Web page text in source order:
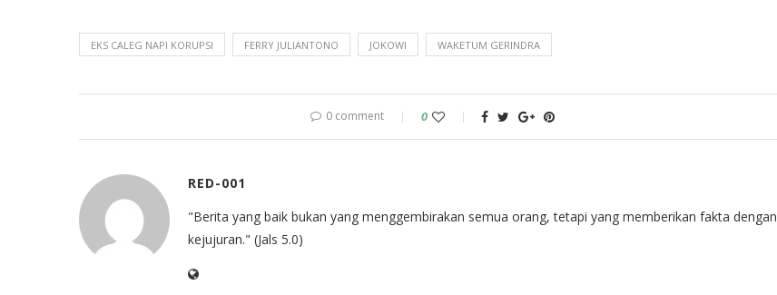
EKS CALEG NAPI KORUPSI FERRY JULIANTONO JOKOWI WAKETUM GERINDRA
0 comment 0
RED-001
"Berita yang baik bukan yang menggembirakan semua orang, tetapi yang memberikan fakta dengan
kejujuran." (Jals 5.0)